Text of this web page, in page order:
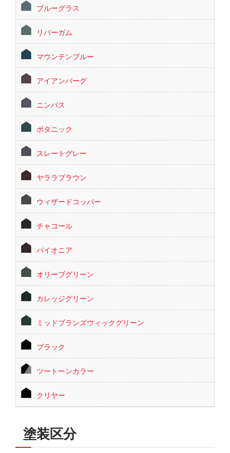
ブルーグラス
リバーガム
マウンテンブルー
アイアンバーグ
ニンバス
ボタニック
スレートグレー
ヤララブラウン
ウィザードコッパー
チャコール
パイオニア
オリーブグリーン
カレッジグリーン
ミッドブランズウィックグリーン
ブラック
ツートーンカラー
クリヤー
塗装区分